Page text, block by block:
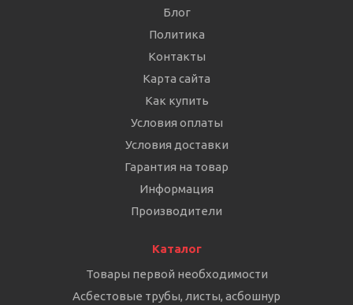
Блог
Политика
Контакты
Карта сайта
Как купить
Условия оплаты
Условия доставки
Гарантия на товар
Информация
Производители
Каталог
Товары первой необходимости
Асбестовые трубы, листы, асбошнур